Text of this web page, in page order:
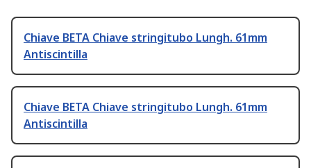
Chiave BETA Chiave stringitubo Lungh. 61mm
Antiscintilla
Chiave BETA Chiave stringitubo Lungh. 61mm
Antiscintilla